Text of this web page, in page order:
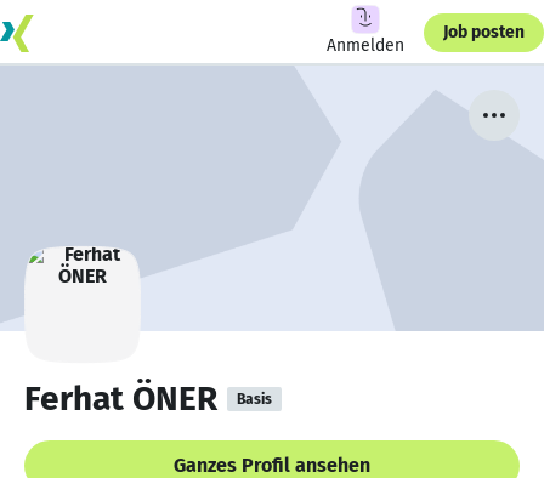
Anmelden
Job posten
Ferhat ÖNER Basis
Ganzes Profil ansehen